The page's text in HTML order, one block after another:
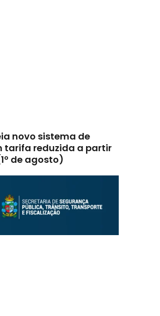
novo sistema de
tarifa reduzida a partir
de agosto)